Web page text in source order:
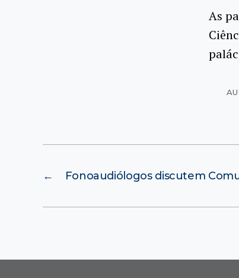
As
← Fonoaudiólogos discutem